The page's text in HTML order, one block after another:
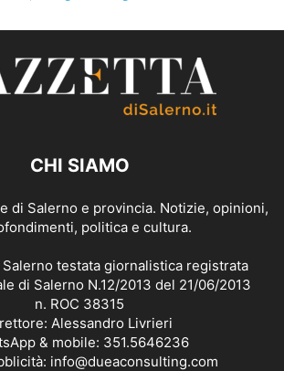
CHI SIAMO
di Salerno e provincia. Notizie, opinioni,
politica e cultura.
testata giornalistica registrata
di Salerno N.12/2013 del 21/06/2013
n. ROC 38315
Alessandro Livrieri
& mobile: 351.5646236
info@dueaconsulting.com